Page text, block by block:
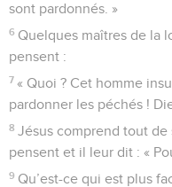
sont pardonnés. »
6 Quelques maîtres de la
pensent :
7 « Quoi ? Cet homme
pardonner les péchés !
8 Jésus comprend tout
pensent et il leur dit : «
9 Qu’est-ce qui est plus